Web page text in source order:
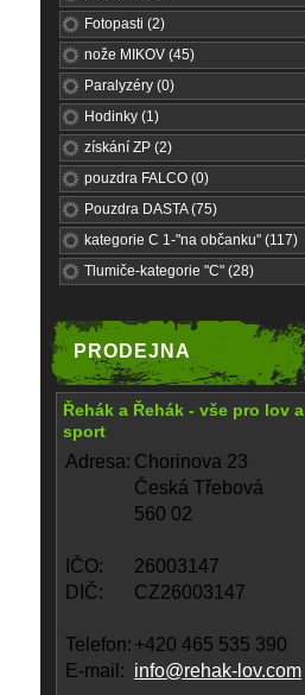
Fotopasti (2)
nože MIKOV (45)
Paralyzéry (0)
Hodinky (1)
získání ZP (2)
pouzdra FALCO (0)
Pouzdra DASTA (75)
kategorie C 1-"na občanku" (117)
Tlumiče-kategorie "C" (28)
PRODEJNA
Řehák a Řehák - vše pro lov a
sport
Adresa: Chorinova 23
Česká Třebová
560 02
IČO:
26003147
DIČ:
CZ26003147
Telefon: +420 465 535 390
E-mail: info@rehak-lov.com